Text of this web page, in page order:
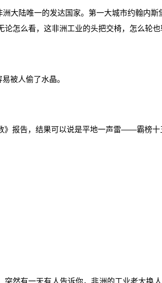
大陆唯一的发达国家。第一大城市约翰内斯
怎么看，这非洲工业的头把交椅，怎么轮也
被人偷了水晶。
报告，结果可以说是平地一声雷——霸榜十